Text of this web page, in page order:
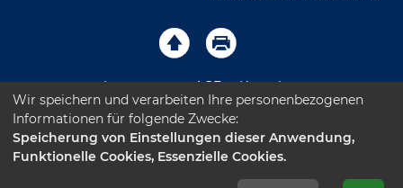
Impressum AGB Kontakt
Sitemap Datenschutz Leichte Sprache
Barrierefreiheitserklärung
Wir speichern und verarbeiten Ihre personenbezogenen
Informationen für folgende Zwecke:
Speicherung von Einstellungen dieser Anwendung,
Funktionelle Cookies, Essenzielle Cookies.